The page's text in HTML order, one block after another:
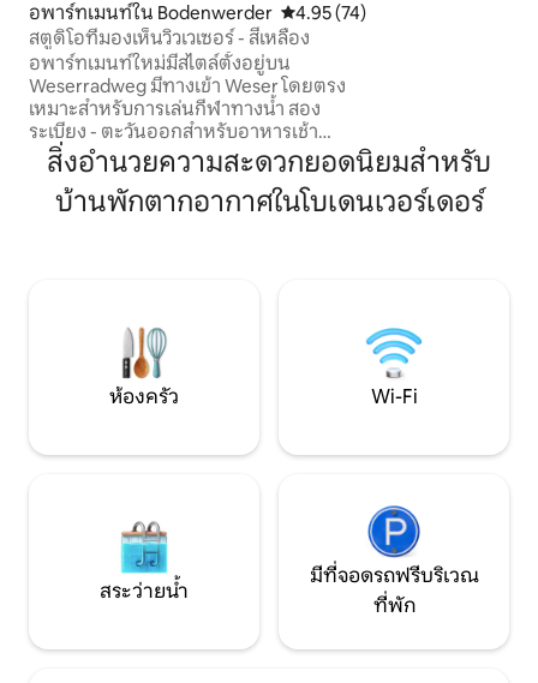
อพาร์ทเมนท์ใน Bodenwerder คะแนนเฉลี่ย 4.95 จาก 5, 74 รีวิว
4.95 (74)
สตูดิโอที่มองเห็นวิวเวเซอร์ - สีเหลือง
อพาร์ทเมนท์ใหม่มีสไตล์ตั้งอยู่บน
Weserradweg มีทางเข้า Weser โดยตรง
เหมาะสำหรับการเล่นกีฬาทางน้ำ สอง
ระเบียง - ตะวันออกสำหรับอาหารเช้า
ท่ามกลางแสงแดดทิศตะวันตกพร้อมวิว
ของเวเซอร์และการเดินเล่นที่ออกแบบใหม่
ของเวเซอร์ อพาร์ทเมนท์ที่เหมือนกันอีก
สิ่งอำนวยความสะดวกยอดนิยมสำหรับ
บ้านพักตากอากาศในโบเดนเวอร์เดอร์
ห้องครัว Wi-Fi
สระว่ายน้ำ
มีที่จอดรถฟรีบริเวณ
ที่พัก